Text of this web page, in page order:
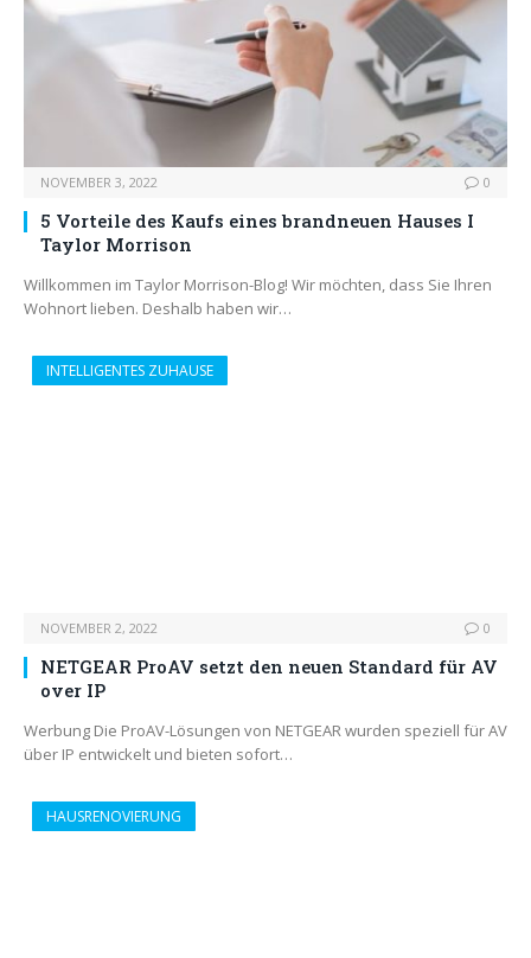
NOVEMBER 3, 2022 0
5 Vorteile des Kaufs eines brandneuen Hauses I
Taylor Morrison
Willkommen im Taylor Morrison-Blog! Wir möchten, dass Sie Ihren
Wohnort lieben. Deshalb haben wir…
INTELLIGENTES ZUHAUSE
NOVEMBER 2, 2022 0
NETGEAR ProAV setzt den neuen Standard für AV
over IP
Werbung Die ProAV-Lösungen von NETGEAR wurden speziell für AV
über IP entwickelt und bieten sofort…
HAUSRENOVIERUNG